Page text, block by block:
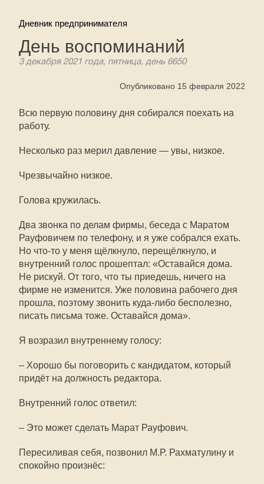
Дневник предпринимателя
День воспоминаний
3 декабря 2021 года, пятница, день 6650
Опубликовано 15 февраля 2022
Всю первую половину дня собирался поехать на
работу.
Несколько раз мерил давление — увы, низкое.
Чрезвычайно низкое.
Голова кружилась.
Два звонка по делам фирмы, беседа с Маратом
Рауфовичем по телефону, и я уже собрался ехать.
Но что-то у меня щёлкнуло, перещёлкнуло, и
внутренний голос прошептал: «Оставайся дома.
Не рискуй. От того, что ты приедешь, ничего на
фирме не изменится. Уже половина рабочего дня
прошла, поэтому звонить куда-либо бесполезно,
писать письма тоже. Оставайся дома».
Я возразил внутреннему голосу:
– Хорошо бы поговорить с кандидатом, который
придёт на должность редактора.
Внутренний голос ответил:
– Это может сделать Марат Рауфович.
Пересиливая себя, позвонил М.Р. Рахматулину и
спокойно произнёс: